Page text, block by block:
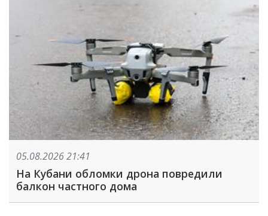
05.08.2026 21:41
На Кубани обломки дрона повредили
балкон частного дома